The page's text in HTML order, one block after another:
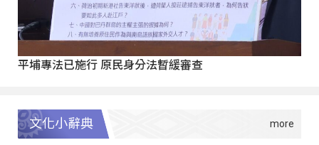
平埔專法已施行 原民身分法暫緩審查
文化小辭典